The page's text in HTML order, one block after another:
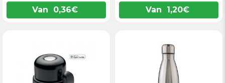
Van 0,36€ Van 1,20€